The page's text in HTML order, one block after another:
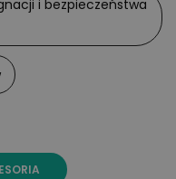
i bezpieczeństwa